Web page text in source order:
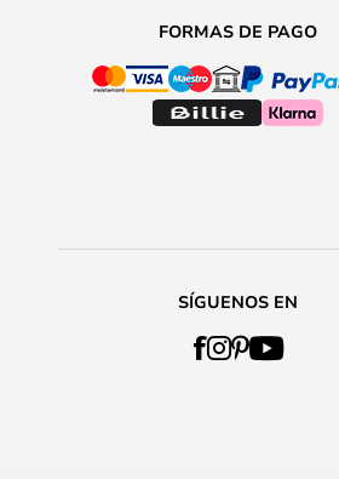
FORMAS DE PAGO
SÍGUENOS EN